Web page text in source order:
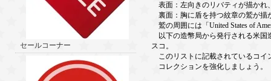
セールコーナー
表面：左向きのリバティが描かれ
裏面：胸に盾を持つ紋章の鷲が描
鷲の周囲には「United States of
以下の造幣局から発行される米国
スコ。
このリストに記載されているコイ
コレクションを強化しましょう。